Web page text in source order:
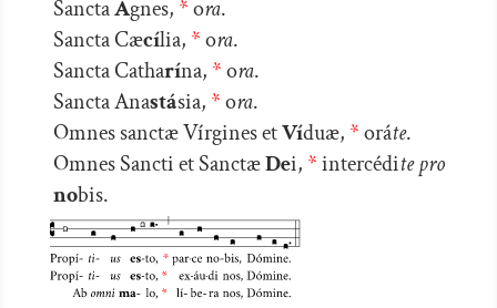
SanctaAgnes, *ora.
Sancta Cæcília, *ora.
Sancta Catharína, *ora.
Sancta Anastásia, *ora.
Omnes sanctæ Vírgines etVíduæ, *oráte.
Omnes Sancti et SanctæDei, *intercédite pro
nobis.